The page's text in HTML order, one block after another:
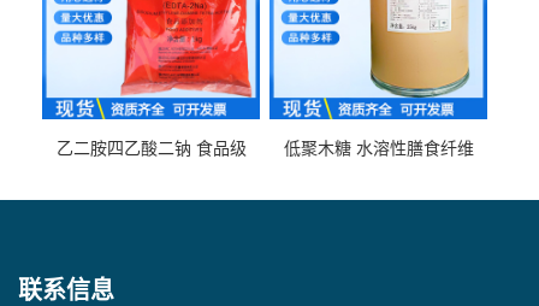
乙二胺四乙酸二钠 食品级
低聚木糖 水溶性膳食纤维
联系信息